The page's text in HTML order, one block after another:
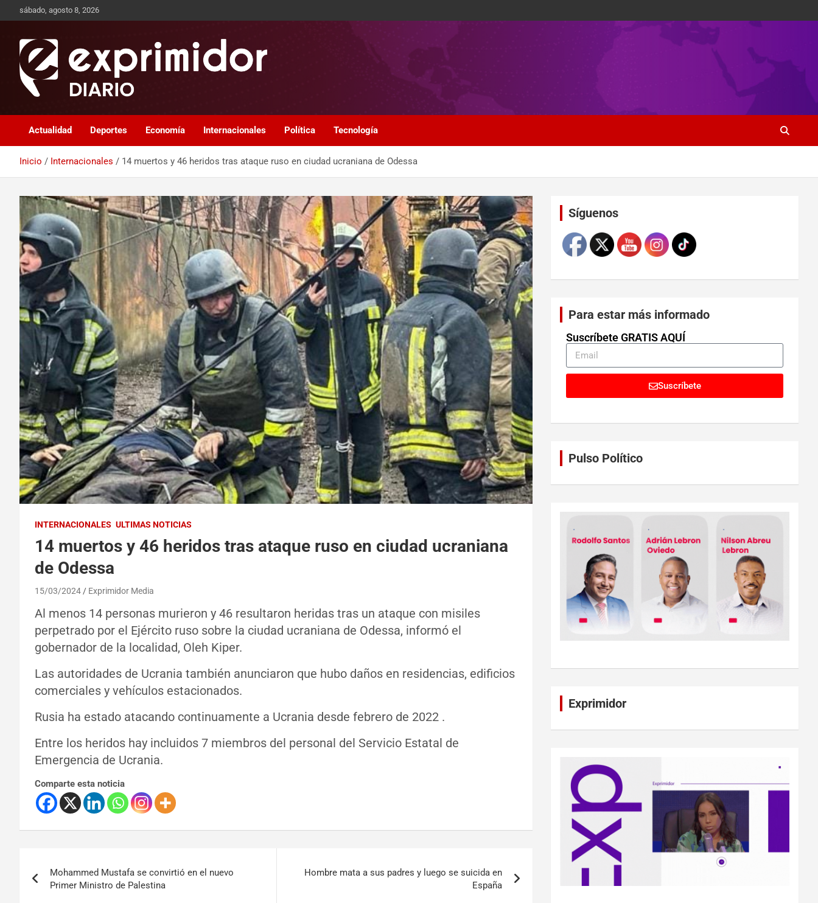
sábado, agosto 8, 2026
Exprimidor media
Actualidad Deportes Economía Internacionales Política Tecnología
Inicio Internacionales 14 muertos y 46 heridos tras ataque ruso en ciudad ucraniana de Odessa
INTERNACIONALES ULTIMAS NOTICIAS
14 muertos y 46 heridos tras ataque ruso en ciudad ucraniana
de Odessa
15/03/2024 Exprimidor Media
Al menos 14 personas murieron y 46 resultaron heridas tras un ataque con misiles
perpetrado por el Ejército ruso sobre la ciudad ucraniana de Odessa, informó el
gobernador de la localidad, Oleh Kiper.
Las autoridades de Ucrania también anunciaron que hubo daños en residencias, edificios
comerciales y vehículos estacionados.
Rusia ha estado atacando continuamente a Ucrania desde febrero de 2022 .
Entre los heridos hay incluidos 7 miembros del personal del Servicio Estatal de
Emergencia de Ucrania.
Comparte esta noticia
Mohammed Mustafa se convirtió en el nuevo
Primer Ministro de Palestina
Hombre mata a sus padres y luego se suicida en
España
SíguenosSet Youtube Channel ID
Para estar más informado
Suscríbete GRATIS AQUÍ
Suscríbete
Pulso Político
Exprimidor